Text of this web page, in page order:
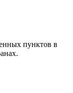
пунктов в